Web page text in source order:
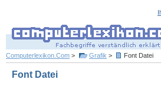
Computerlexikon.Com > Grafik > Font Datei
Font Datei